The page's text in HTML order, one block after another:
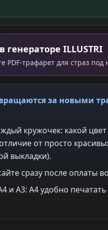
ILLUSTRI
PDF-трафарет для страз
за новыми
кружочек: какой
от просто
выкладки).
сразу после оплаты
и A3: A4 удобно